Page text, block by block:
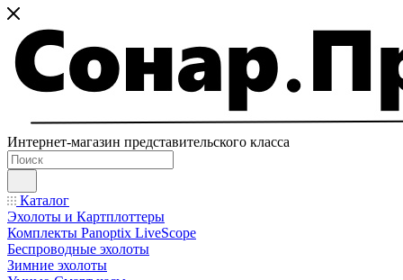
Интернет-магазин представительского класса
Каталог
Эхолоты и Картплоттеры
Комплекты Panoptix LiveScope
Беспроводные эхолоты
Зимние эхолоты